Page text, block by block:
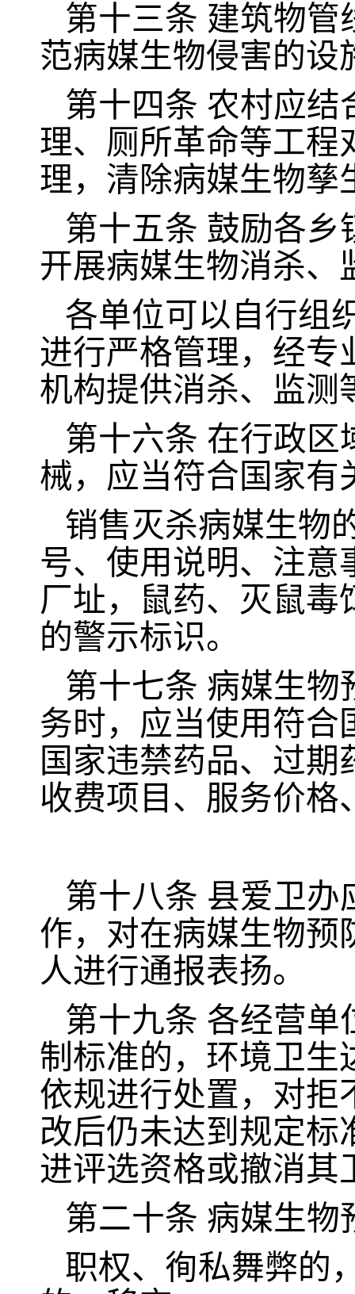
第十三条 建筑物管
范病媒生物侵害的设
第十四条 农村应结
理、厕所革命等工程
理，清除病媒生物孳
第十五条 鼓励各乡
开展病媒生物消杀、
各单位可以自行组
进行严格管理，经专
机构提供消杀、监测
第十六条 在行政区
械，应当符合国家有
销售灭杀病媒生物
号、使用说明、注意
厂址，鼠药、灭鼠毒
的警示标识。
第十七条 病媒生物
务时，应当使用符合
国家违禁药品、过
收费项目、服务价格
第十八条 县爱卫办
作，对在病媒生物预
人进行通报表扬。
第十九条 各经营单
制标准的，环境卫生
依规进行处置，对拒
改后仍未达到规定标
进评选资格或撤消其
第二十条 病媒生物
职权、徇私舞弊的